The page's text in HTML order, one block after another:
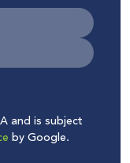
and is subject
by Google.